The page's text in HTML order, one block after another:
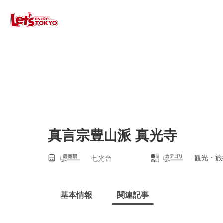
真言宗豊山派 真光寺
七光台 観光・
基本情報 関連記事